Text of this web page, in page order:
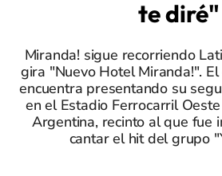
te diré"
Miranda! sigue recorriendo
gira "Nuevo Hotel Miranda!".
encuentra presentando su
en el Estadio Ferrocarril
Argentina, recinto al que fue
cantar el hit del grupo